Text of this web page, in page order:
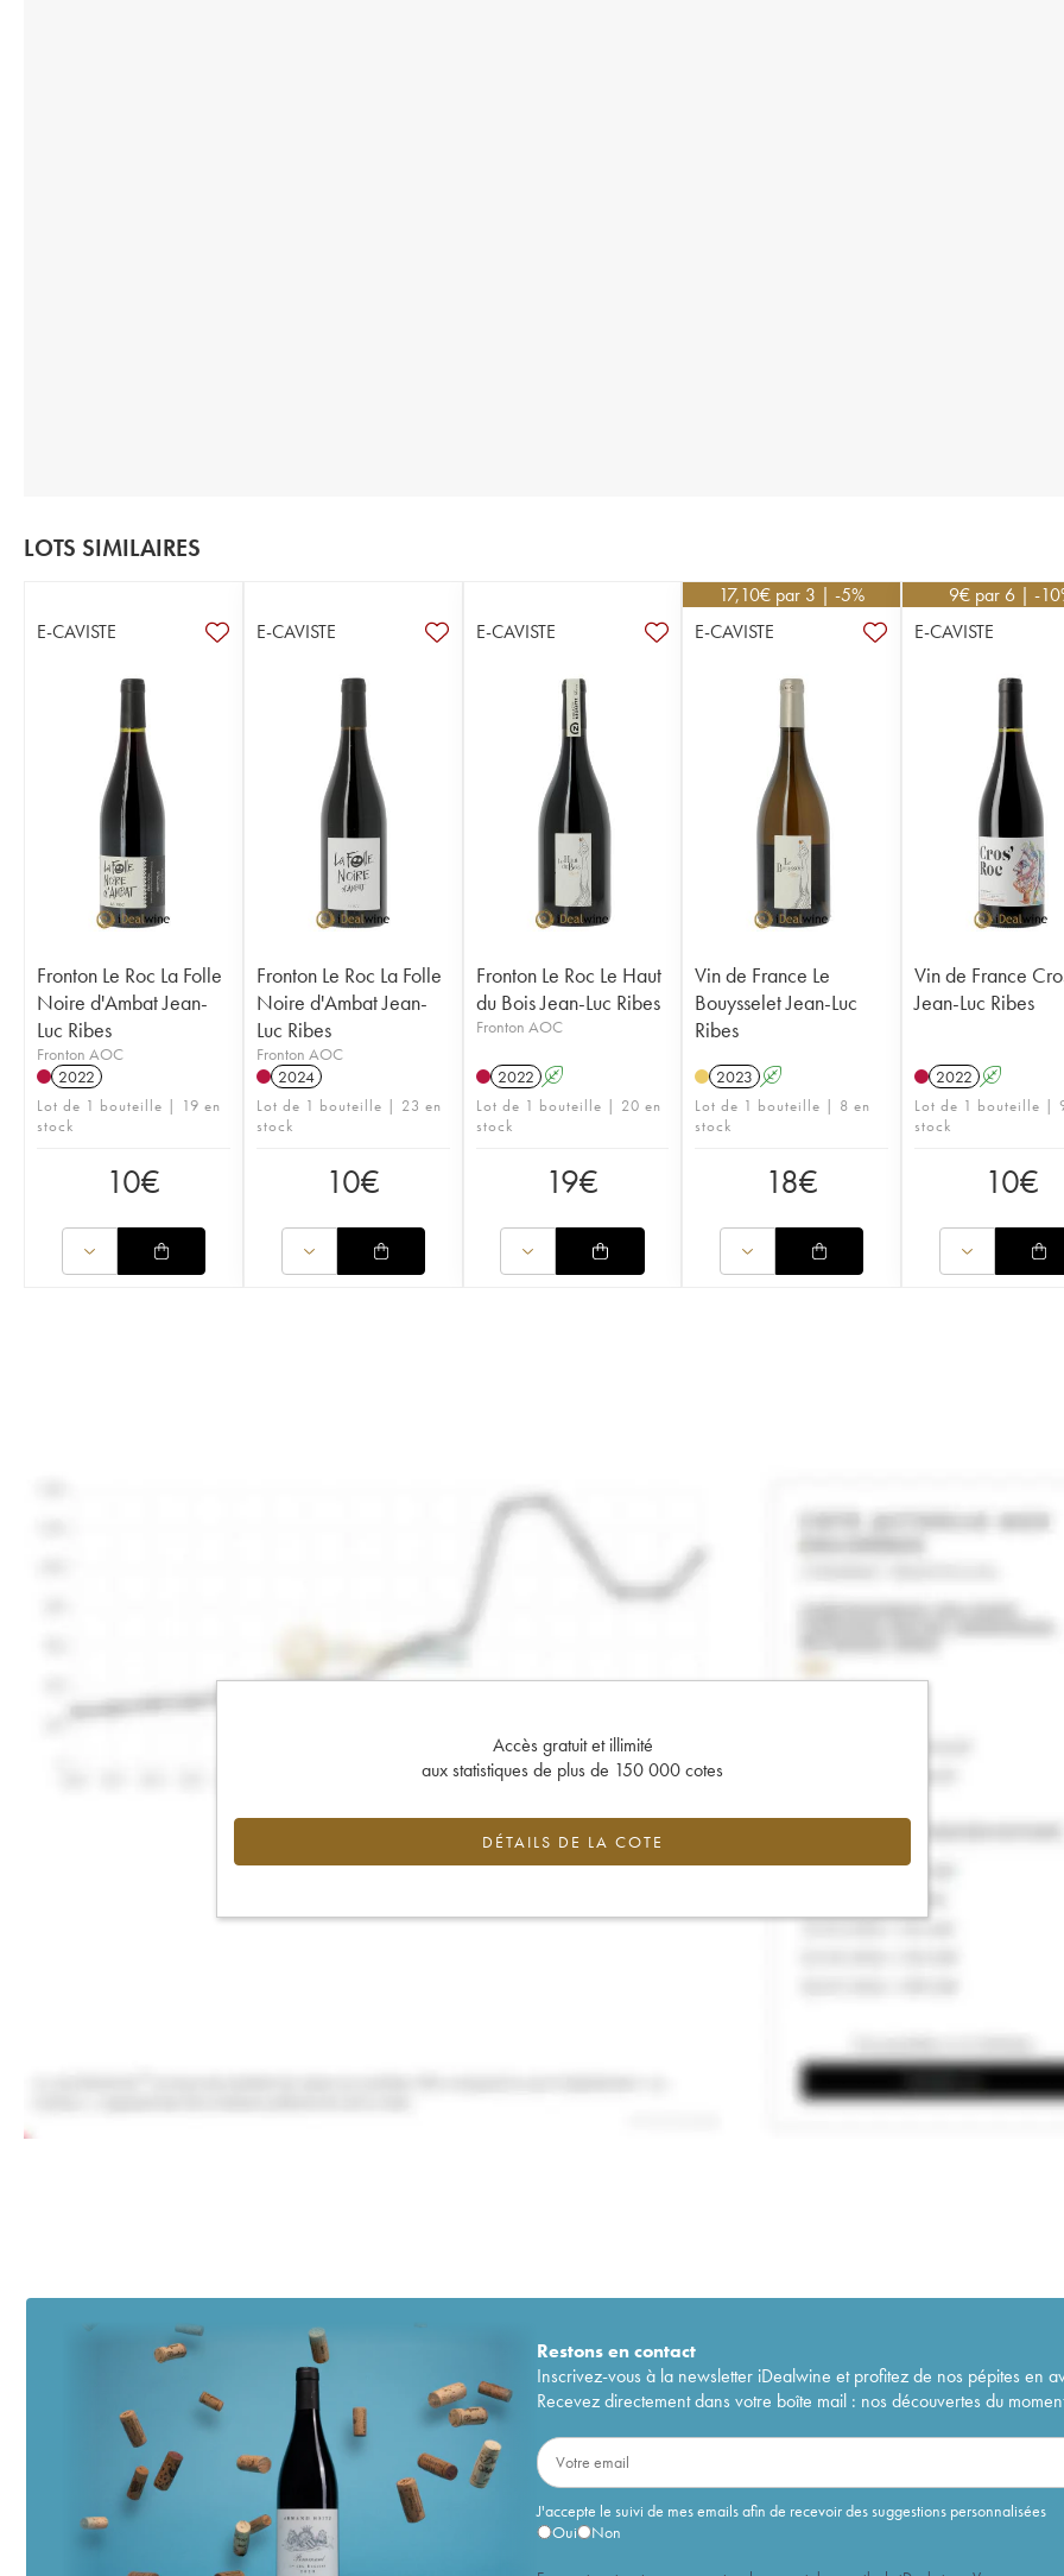
LOTS SIMILAIRES
E-CAVISTE
Fronton Le Roc La Folle
Noire d'Ambat Jean-
Luc Ribes
Fronton AOC
2022
Lot de 1 bouteille | 19 en
stock
10€
E-CAVISTE
Fronton Le Roc La Folle
Noire d'Ambat Jean-
Luc Ribes
Fronton AOC
2024
Lot de 1 bouteille | 23 en
stock
10€
E-CAVISTE
Fronton Le Roc Le Haut
du Bois Jean-Luc Ribes
Fronton AOC
2022 A
Lot de 1 bouteille | 20 en
stock
19€
17,10€ par 3 | -5%
E-CAVISTE
Vin de France Le
Bouysselet Jean-Luc
Ribes
2023 A
Lot de 1 bouteille | 8 en
stock
18€
9€ par 6 | -
E-CAVISTE
Vin de France
Jean-Luc Ribes
2022 A
Lot de 1 bouteille |
stock
10€
Accès gratuit et illimité
aux statistiques de plus de 150 000 cotes
DÉTAILS DE LA COTE
Restons encontact
Inscrivez-vous à la newsletter iDealwine et profitez de nos pépites en
Recevez directement dans votre boîte mail : nos découvertes du
J'accepte le suivi de mes emails afin de recevoir des suggestions personnalisées
Oui
Non